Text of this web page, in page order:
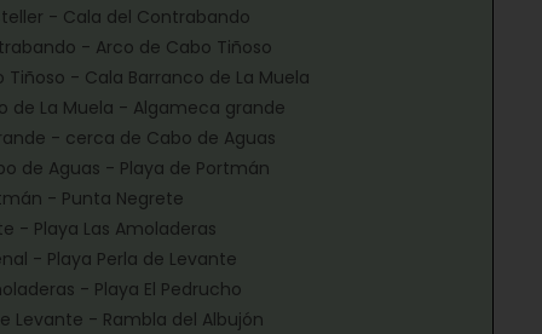
- Cala del Contrabando
- Arco de Cabo Tiñoso
Tiñoso - Cala Barranco de La Muela
de La Muela - Algameca grande
- cerca de Cabo de Aguas
de Aguas - Playa de Portmán
- Punta Negrete
- Playa Las Amoladeras
- Playa Perla de Levante
- Playa El Pedrucho
Levante - Rambla del Albujón